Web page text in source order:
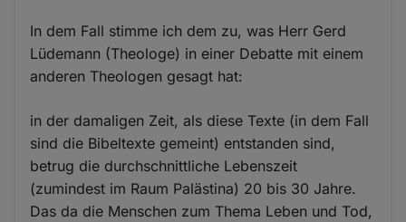
In dem Fall stimme ich dem zu, was Herr Gerd
Lüdemann (Theologe) in einer Debatte mit einem
anderen Theologen gesagt hat:
in der damaligen Zeit, als diese Texte (in dem Fall
sind die Bibeltexte gemeint) entstanden sind,
betrug die durchschnittliche Lebenszeit
(zumindest im Raum Palästina) 20 bis 30 Jahre.
Das da die Menschen zum Thema Leben und Tod,